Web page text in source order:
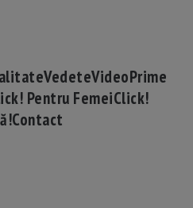
VedeteVideoPrime
Pentru FemeiClick!
Contact